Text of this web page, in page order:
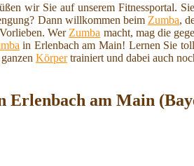
wir Sie auf unserem Fitnessportal.
Dann willkommen beim Zumba,
Wer Zumba macht, mag die
in Erlenbach am Main! Lernen Sie
Körpertrainiert und dabei auch
Erlenbach am Main